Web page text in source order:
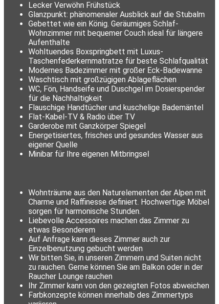
Lecker Verwöhn Frühstück
Glanzpunkt: phänomenaler Ausblick auf die Stubalm
Gebettet wie ein König. Geräumiges Schlaf-
Wohnzimmer mit bequemer Couch ideal für längere
Aufenthalte
Wohltuendes Boxspringbett mit Luxus-
Taschenfederkernmatratze für beste Schlafqualität
Modernes Badezimmer mit großer Eck-Badewanne
Waschtisch mit großzügigen Ablageflächen
WC, Fön, Handseife und Duschgel im Dosierspender
für die Nachhaltigkeit
Flauschige Handtücher und kuschelige Bademäntel
Flat-Kabel-TV & Radio über TV
Garderobe mit Ganzkörper Spiegel
Energetisiertes, frisches und gesundes Wasser aus
eigener Quelle
Minibar für Ihre eigenen Mitbringsel
Wohnträume aus den Naturelementen der Alpen mit
Charme und Raffinesse definiert. Hochwertige Möbel
sorgen für harmonische Stunden.
Liebevolle Accessoires machen das Zimmer zu
etwas Besonderem
Auf Anfrage kann dieses Zimmer auch zur
Einzelbenutzung gebucht werden
Wir bitten Sie, in unseren Zimmern und Suiten nicht
zu rauchen. Gerne können Sie am Balkon oder in der
Raucher Lounge rauchen
Ihr Zimmer kann von den gezeigten Fotos abweichen
Farbkonzepte können innerhalb des Zimmertyps